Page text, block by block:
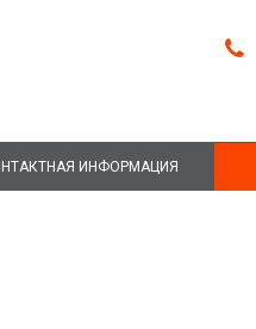
ИНФОРМАЦИЯ